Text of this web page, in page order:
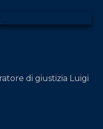
di giustizia Luigi